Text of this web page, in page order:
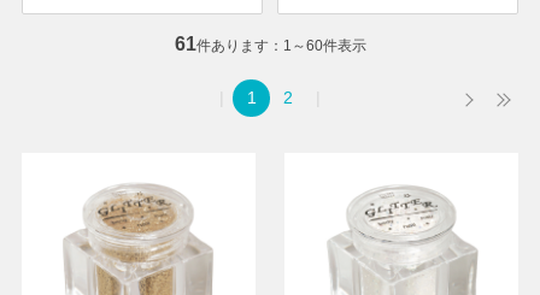
61件あります 1～60件表示
1 2